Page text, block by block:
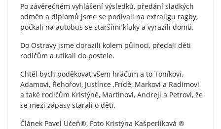
Po závěrečném vyhlášení výsledků, předání sladkých
odměn a diplomů jsme se podívali na extraligu ragby,
počkali na autobus se staršími kluky a vyrazili domů.
Do Ostravy jsme dorazili kolem půlnoci, předali děti
rodičům a utíkali do postele.
Chtěl bych poděkovat všem hráčům a to Toníkovi,
Adamovi, Řehořovi, Justínce ,Frídě, Markovi a Radimovi
a také rodičům Kristýně, Martinovi, Andreji a Petrovi, že
se mezi zápasy starali o děti.
Článek Pavel Učeň®, Foto Kristýna Kašperlíková ®